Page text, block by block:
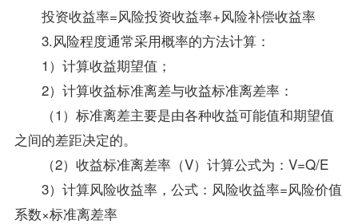
投资收益率=风险投资收益率+风险补偿收益率
3.风险程度通常采用概率的方法计算：
1）计算收益期望值；
2）计算收益标准离差与收益标准离差率：
（1）标准离差主要是由各种收益可能值和期望值
之间的差距决定的。
（2）收益标准离差率（V）计算公式为：V=Q/E
3）计算风险收益率，公式：风险收益率=风险价值
系数×标准离差率